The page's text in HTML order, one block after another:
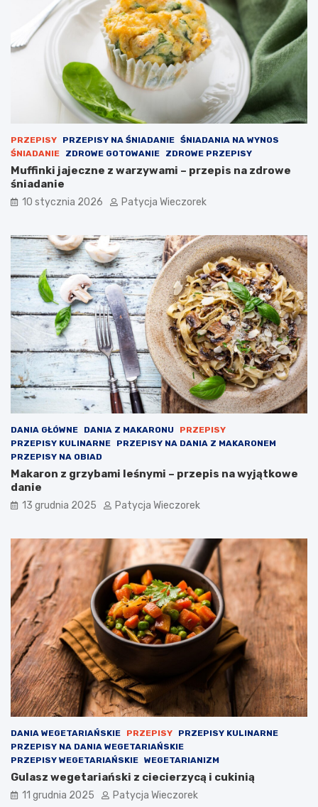
PRZEPISY PRZEPISY NA ŚNIADANIE ŚNIADANIA NA WYNOS
ŚNIADANIE
ZDROWE GOTOWANIE ZDROWE PRZEPISY
Muffinki jajeczne z warzywami – przepis na zdrowe
śniadanie
10 stycznia 2026 Patycja Wieczorek
DANIA GŁÓWNE DANIA Z MAKARONU
PRZEPISY
PRZEPISY KULINARNE
PRZEPISY NA DANIA Z MAKARONEM
PRZEPISY NA OBIAD
Makaron z grzybami leśnymi – przepis na wyjątkowe
danie
13 grudnia 2025 Patycja Wieczorek
DANIA WEGETARIAŃSKIE PRZEPISY
PRZEPISY KULINARNE
PRZEPISY NA DANIA WEGETARIAŃSKIE
PRZEPISY WEGETARIAŃSKIE WEGETARIANIZM
Gulasz wegetariański z ciecierzycą i cukinią
11 grudnia 2025 Patycja Wieczorek